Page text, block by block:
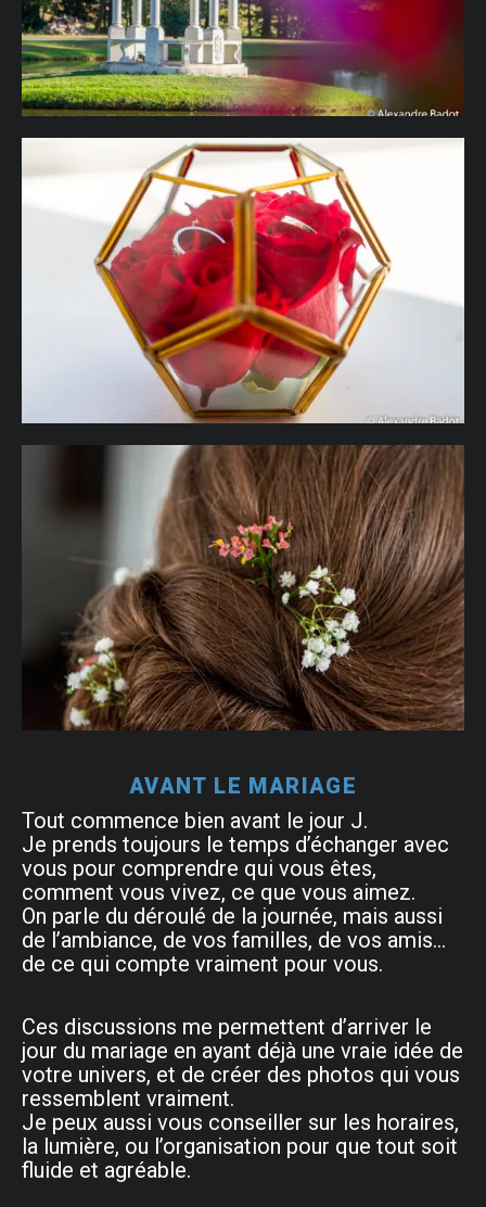
AVANT LE MARIAGE
Tout commence bien avant le jour J.
Je prends toujours le temps d’échanger avec
vous pour comprendre qui vous êtes,
comment vous vivez, ce que vous aimez.
On parle du déroulé de la journée, mais aussi
de l’ambiance, de vos familles, de vos amis…
de ce qui compte vraiment pour vous.
Ces discussions me permettent d’arriver le
jour du mariage en ayant déjà une vraie idée de
votre univers, et de créer des photos qui vous
ressemblent vraiment.
Je peux aussi vous conseiller sur les horaires,
la lumière, ou l’organisation pour que tout soit
fluide et agréable.